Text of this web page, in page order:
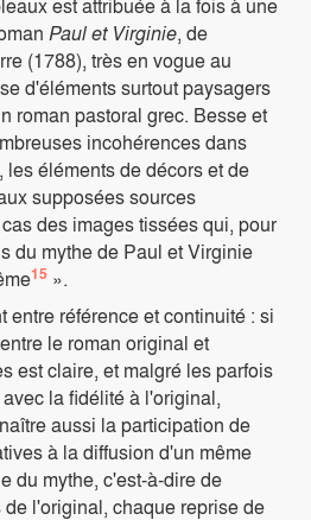
Paul et Virginie, de
(1788), très en vogue au
d'éléments surtout paysagers
roman pastoral grec. Besse et
incohérences dans
éléments de décors et de
supposées sources
des images tissées qui, pour
du mythe de Paul et Virginie
15 ».
entre référence et continuité : si
le roman original et
est claire, et malgré les parfois
la fidélité à l'original,
aussi la participation de
à la diffusion d'un même
du mythe, c'est-à-dire de
l'original, chaque reprise de